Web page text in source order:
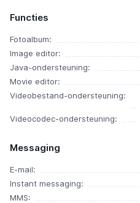
Functies
Fotoalbum:
Image editor:
Java-ondersteuning:
Movie editor:
Videobestand-ondersteuning:
Videocodec-ondersteuning:
Messaging
E-mail:
Instant messaging:
MMS: